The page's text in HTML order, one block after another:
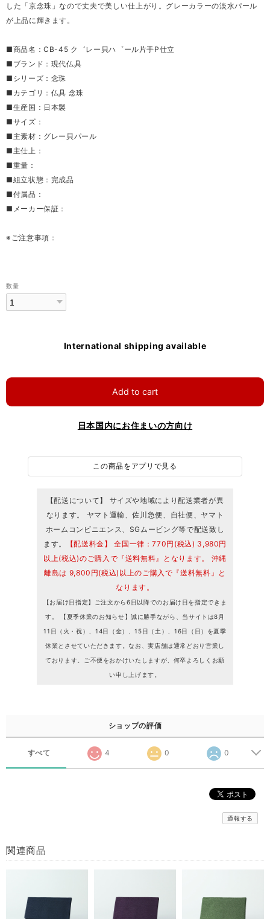
した「京念珠」なので丈夫で美しい仕上がり。グレーカラーの淡水パール
が上品に輝きます。
■商品名：CB-45 ク゛レー貝ハ゜ール片手P仕立
■ブランド：現代仏具
■シリーズ：念珠
■カテゴリ：仏具 念珠
■生産国：日本製
■サイズ：
■主素材：グレー貝パール
■主仕上：
■重量：
■組立状態：完成品
■付属品：
■メーカー保証：
※ご注意事項：
数量
International shipping available
Add to cart
日本国内にお住まいの方向け
この商品をアプリで見る
【配送について】 サイズや地域により配送業者が異
なります。 ヤマト運輸、佐川急便、自社便、ヤマト
ホームコンビニエンス、SGムービング等で配送致し
ます。
【配送料金】 全国一律：770円(税込) 3,980円
以上(税込)のご購入で『送料無料』となります。 沖縄
離島は 9,800円(税込)以上のご購入で『送料無料』と
なります。
【お届け日指定】ご注文から6日以降でのお届け日を指定できま
す。 【夏季休業のお知らせ】誠に勝手ながら、当サイトは8月
11日（火・祝）、14日（金）、15日（土）、16日（日）を夏季
休業とさせていただきます。なお、実店舗は通常どおり営業し
ております。ご不便をおかけいたしますが、何卒よろしくお願
い申し上げます。
ショップの評価
すべて 4 0 0
通報する
関連商品